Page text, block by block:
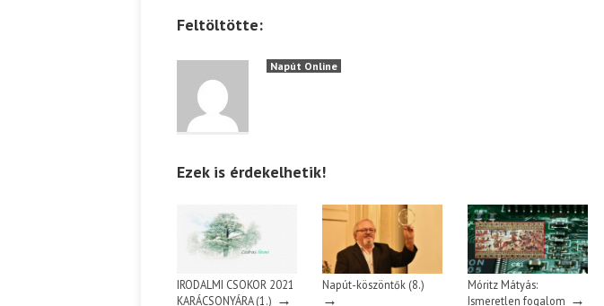
Feltöltötte:
Napút Online
Ezek is érdekelhetik!
IRODALMI CSOKOR 2021
KARÁCSONYÁRA (1.) →
Napút-köszöntők (8.)
→
Móritz Mátyás:
Ismeretlen fogalom →